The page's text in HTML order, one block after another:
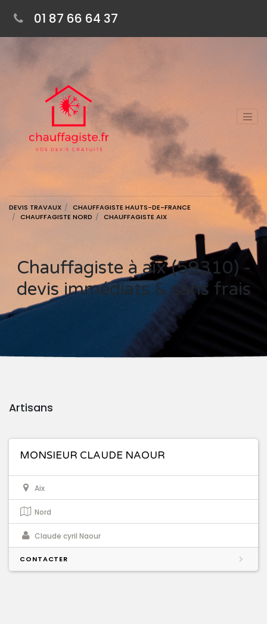
01 87 66 64 37
DEVIS TRAVAUX
CHAUFFAGISTE HAUTS-DE-FRANCE
CHAUFFAGISTE NORD
CHAUFFAGISTE AIX
Chauffagiste à aix (59310) -
devis immédiats & sans frais
Artisans
MONSIEUR CLAUDE NAOUR
Aix
Nord
Claude cyril Naour
CONTACTER